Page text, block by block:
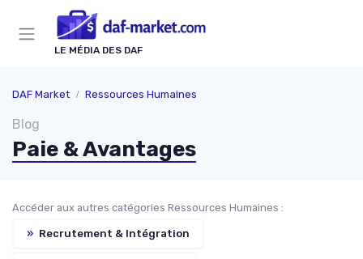
LE MÉDIA DES DAF
DAF Market Ressources Humaines
Blog
Paie & Avantages
Accéder aux autres catégories Ressources Humaines :
» Recrutement & Intégration
Panneau de gestion des cookies